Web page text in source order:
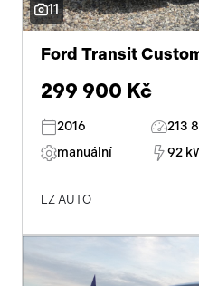
11
Ford Transit
299 900 Kč
2016 213
manuální
92
LZ AUTO